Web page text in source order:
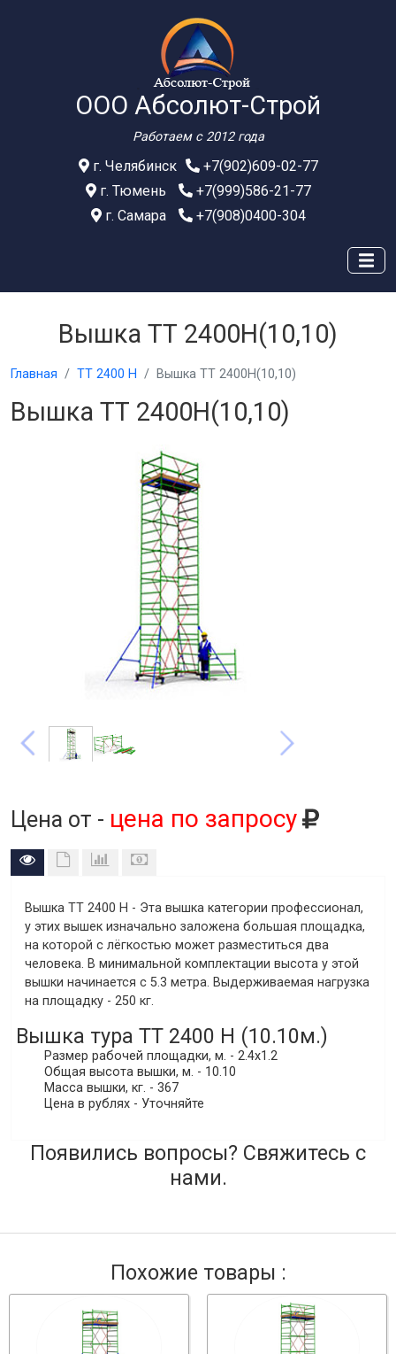
ООО Абсолют-Строй
Работаем с 2012 года
г. Челябинск
+7(902)609-02-77
г. Тюмень
+7(999)586-21-77
г. Самара
+7(908)0400-304
Вышка ТТ 2400Н(10,10)
Главная ТТ 2400 Н Вышка ТТ 2400Н(10,10)
Вышка ТТ 2400Н(10,10)
Цена от - цена по запросу
Вышка ТТ 2400 Н - Эта вышка категории профессионал,
у этих вышек изначально заложена большая площадка,
на которой с лёгкостью может разместиться два
человека. В минимальной комплектации высота у этой
вышки начинается с 5.3 метра. Выдерживаемая нагрузка
на площадку - 250 кг.
Вышка тура ТТ 2400 Н (10.10м.)
Размер рабочей площадки, м. - 2.4х1.2
Общая высота вышки, м. - 10.10
Масса вышки, кг. - 367
Цена в рублях - Уточняйте
Появились вопросы? Свяжитесь с
нами.
Похожие товары :